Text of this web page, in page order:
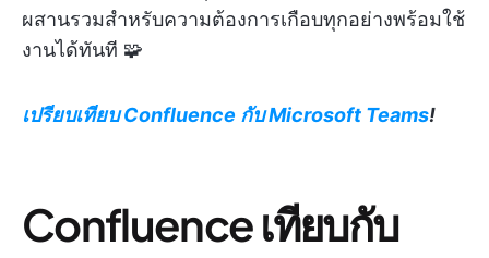
ผสานรวมสำหรับความต้องการเกือบทุกอย่างพร้อมใช้
งานได้ทันที 🧩
เปรียบเทียบ Confluence กับ Microsoft Teams!
Confluence เทียบกับ